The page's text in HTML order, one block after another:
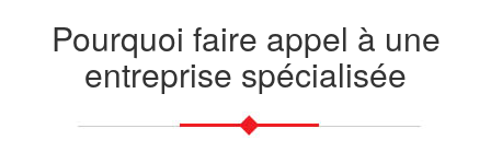
Pourquoi faire appel à une
entreprise spécialisée